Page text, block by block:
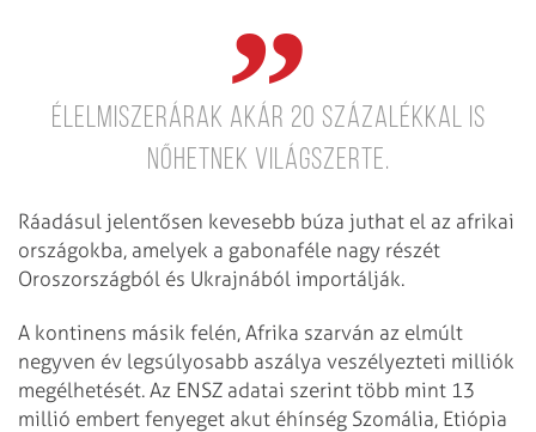
élelmiszerárak akár 20 százalékkal is
nőhetnek világszerte.
Ráadásul jelentősen kevesebb búza juthat el az afrikai
országokba, amelyek a gabonaféle nagy részét
Oroszországból és Ukrajnából importálják.
A kontinens másik felén, Afrika szarván az elmúlt
negyven év legsúlyosabb aszálya veszélyezteti milliók
megélhetését. Az ENSZ adatai szerint több mint 13
millió embert fenyeget akut éhínség Szomália, Etiópia